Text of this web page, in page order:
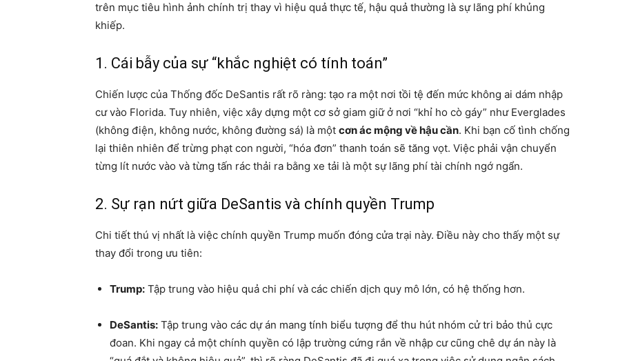
trên mục tiêu hình ảnh chính trị thay vì hiệu quả thực tế, hậu quả thường là sự lãng phí khủng
khiếp.
1. Cái bẫy của sự “khắc nghiệt có tính toán”
Chiến lược của Thống đốc DeSantis rất rõ ràng: tạo ra một nơi tồi tệ đến mức không ai dám nhập
cư vào Florida. Tuy nhiên, việc xây dựng một cơ sở giam giữ ở nơi “khỉ ho cò gáy” như Everglades
(không điện, không nước, không đường sá) là một cơn ác mộng về hậu cần. Khi bạn cố tình chống
lại thiên nhiên để trừng phạt con người, “hóa đơn” thanh toán sẽ tăng vọt. Việc phải vận chuyển
từng lít nước vào và từng tấn rác thải ra bằng xe tải là một sự lãng phí tài chính ngớ ngẩn.
2. Sự rạn nứt giữa DeSantis và chính quyền Trump
Chi tiết thú vị nhất là việc chính quyền Trump muốn đóng cửa trại này. Điều này cho thấy một sự
thay đổi trong ưu tiên:
Trump: Tập trung vào hiệu quả chi phí và các chiến dịch quy mô lớn, có hệ thống hơn.
DeSantis: Tập trung vào các dự án mang tính biểu tượng để thu hút nhóm cử tri bảo thủ cực
đoan. Khi ngay cả một chính quyền có lập trường cứng rắn về nhập cư cũng chê dự án này là